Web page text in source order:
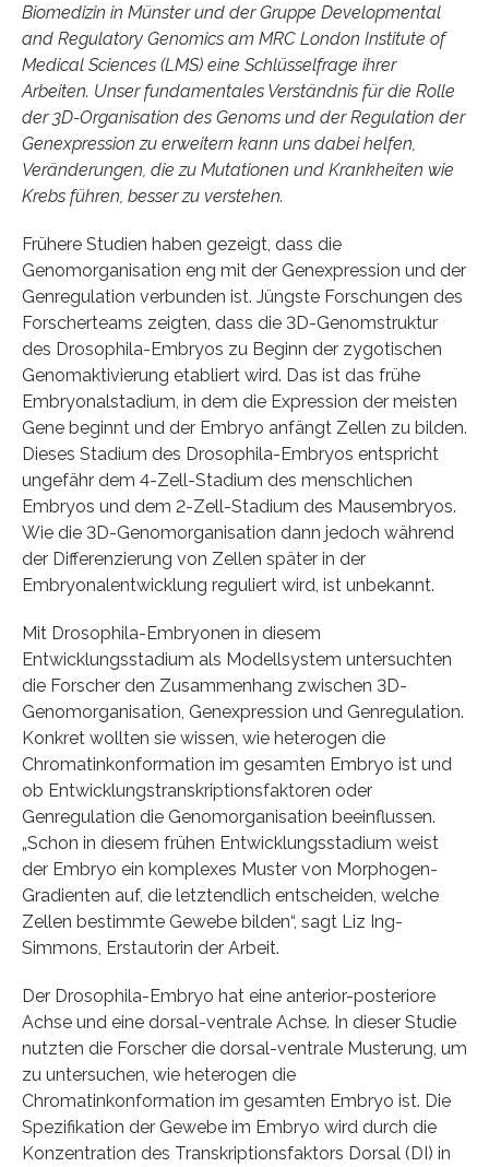
Biomedizin in Münster und der Gruppe Developmental
and Regulatory Genomics am MRC London Institute of
Medical Sciences (LMS) eine Schlüsselfrage ihrer
Arbeiten. Unser fundamentales Verständnis für die Rolle
der 3D-Organisation des Genoms und der Regulation der
Genexpression zu erweitern kann uns dabei helfen,
Veränderungen, die zu Mutationen und Krankheiten wie
Krebs führen, besser zu verstehen.
Frühere Studien haben gezeigt, dass die
Genomorganisation eng mit der Genexpression und der
Genregulation verbunden ist. Jüngste Forschungen des
Forscherteams zeigten, dass die 3D-Genomstruktur
des Drosophila-Embryos zu Beginn der zygotischen
Genomaktivierung etabliert wird. Das ist das frühe
Embryonalstadium, in dem die Expression der meisten
Gene beginnt und der Embryo anfängt Zellen zu bilden.
Dieses Stadium des Drosophila-Embryos entspricht
ungefähr dem 4-Zell-Stadium des menschlichen
Embryos und dem 2-Zell-Stadium des Mausembryos.
Wie die 3D-Genomorganisation dann jedoch während
der Differenzierung von Zellen später in der
Embryonalentwicklung reguliert wird, ist unbekannt.
Mit Drosophila-Embryonen in diesem
Entwicklungsstadium als Modellsystem untersuchten
die Forscher den Zusammenhang zwischen 3D-
Genomorganisation, Genexpression und Genregulation.
Konkret wollten sie wissen, wie heterogen die
Chromatinkonformation im gesamten Embryo ist und
ob Entwicklungstranskriptionsfaktoren oder
Genregulation die Genomorganisation beeinflussen.
„Schon in diesem frühen Entwicklungsstadium weist
der Embryo ein komplexes Muster von Morphogen-
Gradienten auf, die letztendlich entscheiden, welche
Zellen bestimmte Gewebe bilden“, sagt Liz Ing-
Simmons, Erstautorin der Arbeit.
Der Drosophila-Embryo hat eine anterior-posteriore
Achse und eine dorsal-ventrale Achse. In dieser Studie
nutzten die Forscher die dorsal-ventrale Musterung, um
zu untersuchen, wie heterogen die
Chromatinkonformation im gesamten Embryo ist. Die
Spezifikation der Gewebe im Embryo wird durch die
Konzentration des Transkriptionsfaktors Dorsal (DI) in